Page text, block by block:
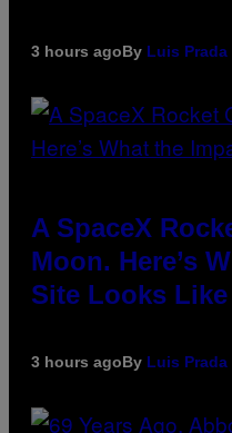
3 hours agoBy Luis Prada
A SpaceX
Moon. Here’s
Site Looks Like
3 hours agoBy Luis Prada